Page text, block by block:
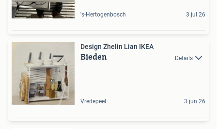
's-Hertogenbosch 3 jul 26
Design Zhelin Lian IKEA
Bieden Details
Vredepeel 3 jun 26